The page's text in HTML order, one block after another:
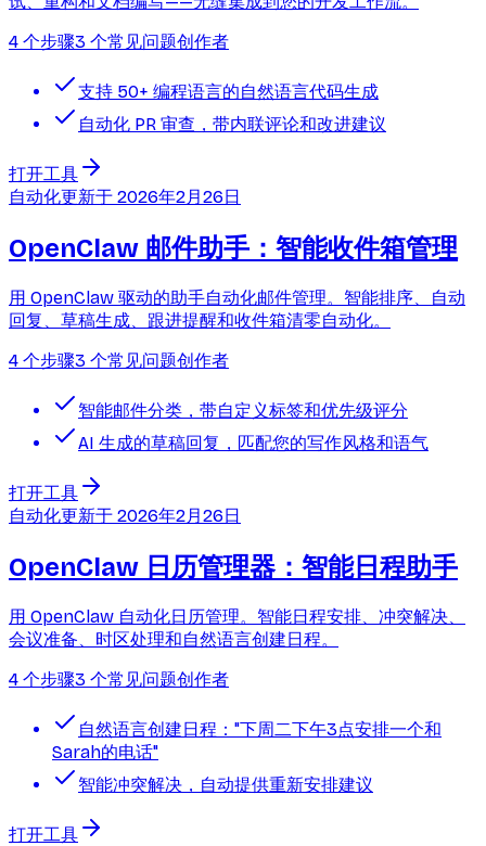
4 个步骤3 个常见问题创作者
支持 50+ 编程语言的自然语言代码生成
自动化 PR 审查，带内联评论和改进建议
打开工具
自动化更新于 2026年2月26日
OpenClaw 邮件助手：智能收件箱管理
用 OpenClaw 驱动的助手自动化邮件管理。智能排序、自动
回复、草稿生成、跟进提醒和收件箱清零自动化。
4 个步骤3 个常见问题创作者
智能邮件分类，带自定义标签和优先级评分
AI 生成的草稿回复，匹配您的写作风格和语气
打开工具
自动化更新于 2026年2月26日
OpenClaw 日历管理器：智能日程助手
用 OpenClaw 自动化日历管理。智能日程安排、冲突解决、
会议准备、时区处理和自然语言创建日程。
4 个步骤3 个常见问题创作者
自然语言创建日程："下周二下午3点安排一个和
Sarah的电话"
智能冲突解决，自动提供重新安排建议
打开工具